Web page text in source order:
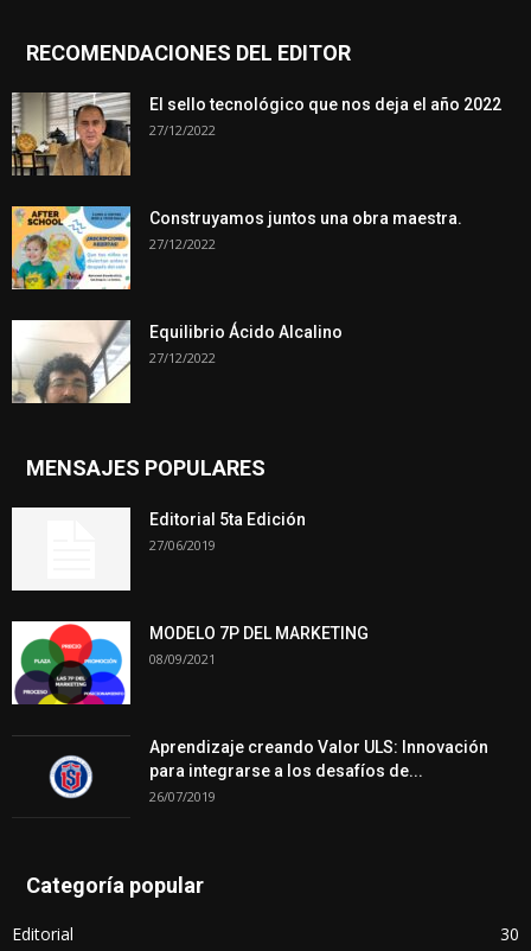
RECOMENDACIONES DEL EDITOR
El sello tecnológico que nos deja el año 2022
27/12/2022
Construyamos juntos una obra maestra.
27/12/2022
Equilibrio Ácido Alcalino
27/12/2022
MENSAJES POPULARES
Editorial 5ta Edición
27/06/2019
MODELO 7P DEL MARKETING
08/09/2021
Aprendizaje creando Valor ULS: Innovación
para integrarse a los desafíos de...
26/07/2019
Categoría popular
Editorial
30